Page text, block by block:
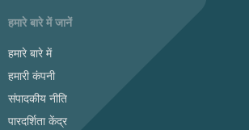
हमारे बारे में जानें
हमारे बारे में
हमारी कंपनी
संपादकीय नीति
पारदर्शिता केंद्र